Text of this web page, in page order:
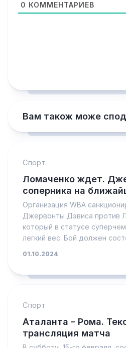
0 КОММЕНТАРИЕВ
Вам також може
Спорт
Ломаченко ждет.
соперника на
Организация WBA
Джервонты Дэвиса против
который в статусе
легкий вес. Бой должен
01.10.2024
Спорт
Аталанта – Рома.
трансляция матча